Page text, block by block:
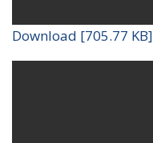
Download [705.77 KB]